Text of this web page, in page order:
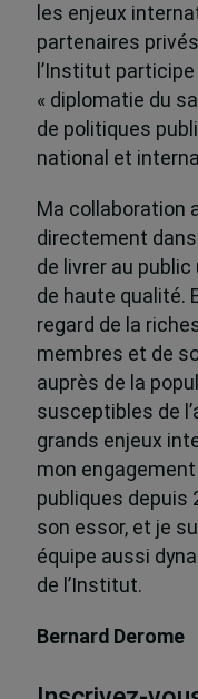
les enjeux
partenaires
l’Institut
« diplomatie du
de politiques
national et
Ma collaboration
directement dans
de livrer au
de haute qualité.
regard de la
membres et de
auprès de la
susceptibles de
grands enjeux
mon
publiques depuis
son essor, et je
équipe aussi
de l’Institut.
Bernard Derome